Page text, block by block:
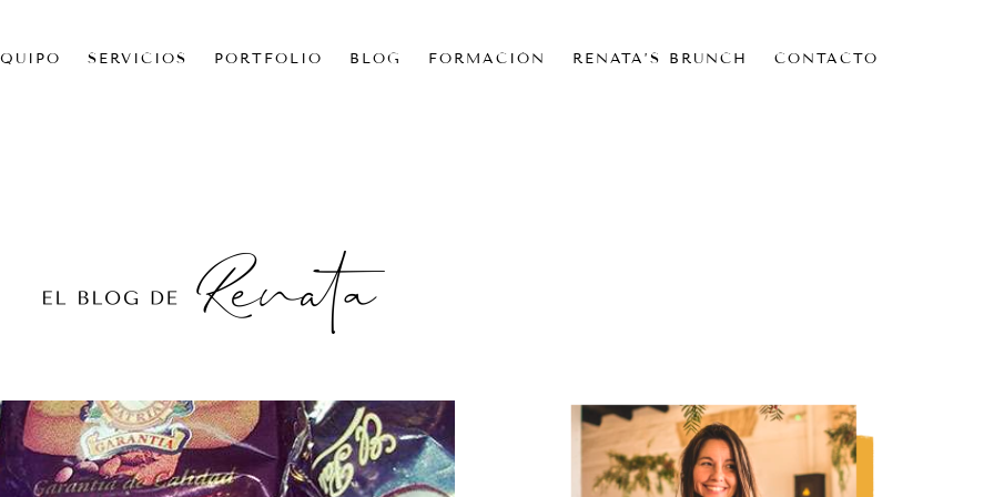
SERVICIOS PORTFOLIO BLOG FORMACIÓN RENATA’S BRUNCH CONTACTO